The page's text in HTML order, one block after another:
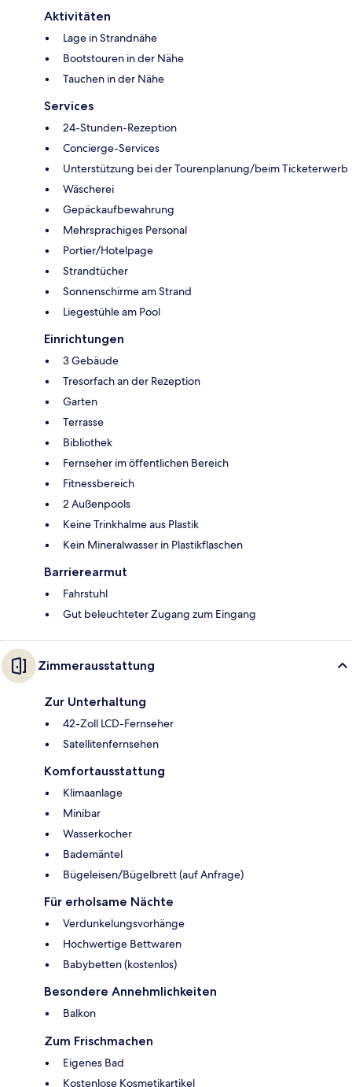
Aktivitäten
Lage in Strandnähe
Bootstouren in der Nähe
Tauchen in der Nähe
Services
24-Stunden-Rezeption
Concierge-Services
Unterstützung bei der Tourenplanung/beim Ticketerwerb
Wäscherei
Gepäckaufbewahrung
Mehrsprachiges Personal
Portier/Hotelpage
Strandtücher
Sonnenschirme am Strand
Liegestühle am Pool
Einrichtungen
3 Gebäude
Tresorfach an der Rezeption
Garten
Terrasse
Bibliothek
Fernseher im öffentlichen Bereich
Fitnessbereich
2 Außenpools
Keine Trinkhalme aus Plastik
Kein Mineralwasser in Plastikflaschen
Barrierearmut
Fahrstuhl
Gut beleuchteter Zugang zum Eingang
Zimmerausstattung
Zur Unterhaltung
42-Zoll LCD-Fernseher
Satellitenfernsehen
Komfortausstattung
Klimaanlage
Minibar
Wasserkocher
Bademäntel
Bügeleisen/Bügelbrett (auf Anfrage)
Für erholsame Nächte
Verdunkelungsvorhänge
Hochwertige Bettwaren
Babybetten (kostenlos)
Besondere Annehmlichkeiten
Balkon
Zum Frischmachen
Eigenes Bad
Kostenlose Kosmetikartikel